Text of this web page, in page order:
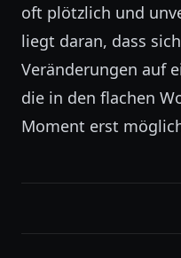
oft plötzlich und
liegt daran, dass
Veränderungen auf
die in den flachen
Moment erst